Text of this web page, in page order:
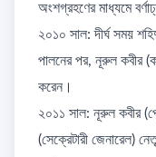
অংশগ্রহণের মাধ্যমে
​২০১০ সাল: দীর্ঘ সময়
পালনের পর, নূরুল কবীর
করেন।
​২০১১ সাল: নূরুল কবীর
(সেক্রেটারী জেনারেল)